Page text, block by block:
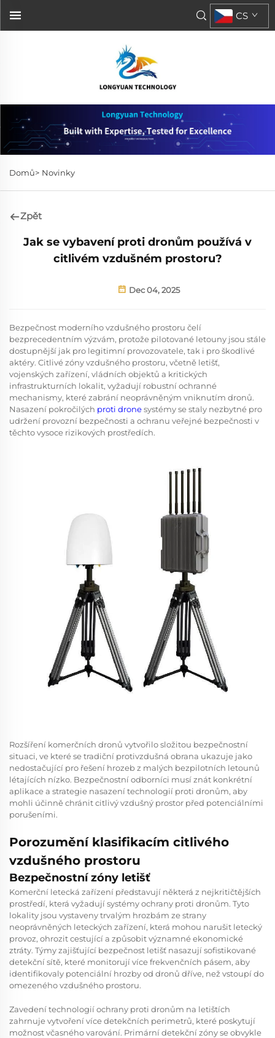
CS
Domů> Novinky
Zpět
Jak se vybavení proti dronům používá v
citlivém vzdušném prostoru?
Dec 04, 2025
Bezpečnost moderního vzdušného prostoru čelí
bezprecedentním výzvám, protože pilotované letouny jsou stále
dostupnější jak pro legitimní provozovatele, tak i pro škodlivé
aktéry. Citlivé zóny vzdušného prostoru, včetně letišť,
vojenských zařízení, vládních objektů a kritických
infrastrukturních lokalit, vyžadují robustní ochranné
mechanismy, které zabrání neoprávněným vniknutím dronů.
Nasazení pokročilých proti dronesystémy se staly nezbytné pro
udržení provozní bezpečnosti a ochranu veřejné bezpečnosti v
těchto vysoce rizikových prostředích.
Rozšíření komerčních dronů vytvořilo složitou bezpečnostní
situaci, ve které se tradiční protivzdušná obrana ukazuje jako
nedostačující pro řešení hrozeb z malých bezpilotních letounů
létajících nízko. Bezpečnostní odborníci musí znát konkrétní
aplikace a strategie nasazení technologií proti dronům, aby
mohli účinně chránit citlivý vzdušný prostor před potenciálními
porušeními.
Porozumění klasifikacím citlivého
vzdušného prostoru
Bezpečnostní zóny letišť
Komerční letecká zařízení představují některá z nejkritičtějších
prostředí, která vyžadují systémy ochrany proti dronům. Tyto
lokality jsou vystaveny trvalým hrozbám ze strany
neoprávněných leteckých zařízení, která mohou narušit letecký
provoz, ohrozit cestující a způsobit významné ekonomické
ztráty. Týmy zajišťující bezpečnost letišť nasazují sofistikované
detekční sítě, které monitorují více frekvenčních pásem, aby
identifikovaly potenciální hrozby od dronů dříve, než vstoupí do
omezeného vzdušného prostoru.
Zavedení technologií ochrany proti dronům na letištích
zahrnuje vytvoření více detekčních perimetrů, které poskytují
možnost včasného varování. Primární detekční zóny se obvykle